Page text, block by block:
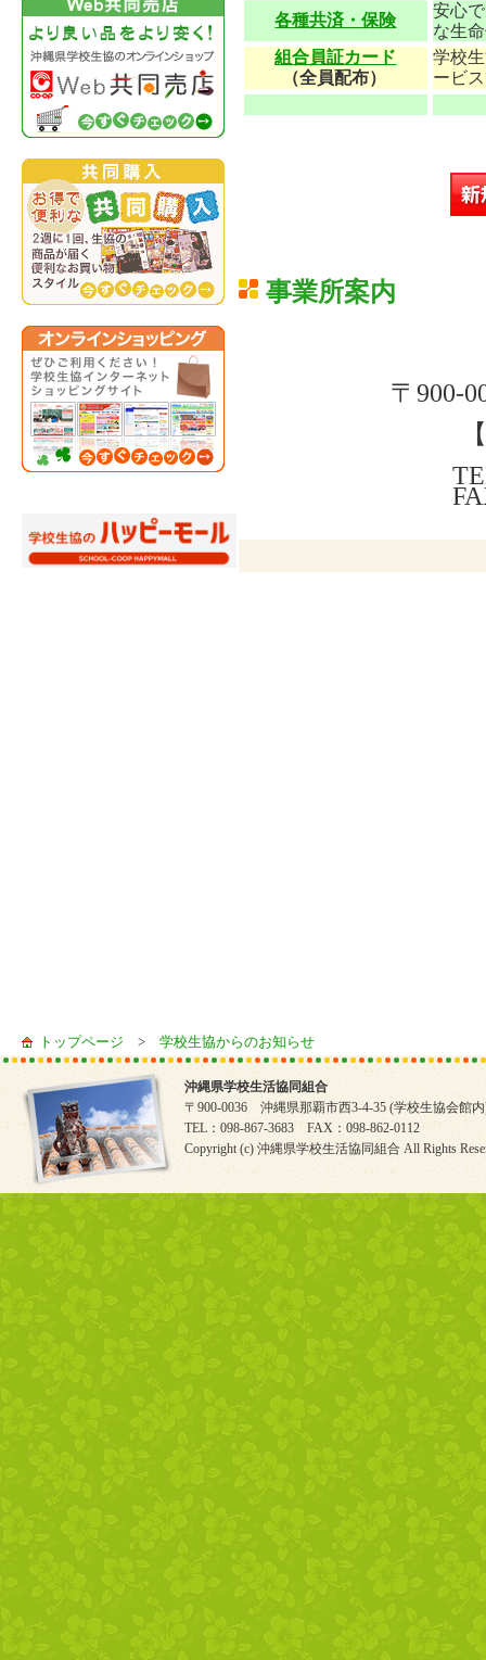
各種共済・保険
安心
な生
組合員証カード
（全員配布）
学校
ービ
事業所案内
〒900-
【
トップページ > 学校生協からのお知らせ
沖縄県学校生活協同組合
〒900-0036 沖縄県那覇市西3-4-35 (学校生協会館
TEL：098-867-3683 FAX：098-862-0112
Copyright (c) 沖縄県学校生活協同組合 All Rights